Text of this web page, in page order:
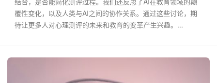
覆性变化，以及人类与AI之间的协作关系。通过这些讨论，期
待让更多人对心理测评的未来和教育的变革产生兴趣。...